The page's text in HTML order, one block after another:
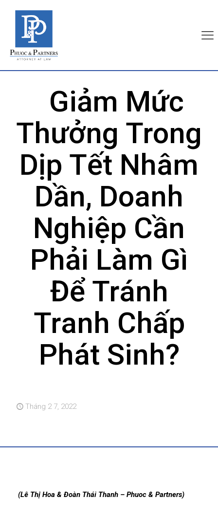
Giảm Mức
Thưởng Trong
Dịp Tết Nhâm
Dần, Doanh
Nghiệp Cần
Phải Làm Gì
Để Tránh
Tranh Chấp
Phát Sinh?
Tháng 2 7, 2022
(Lê Thị Hoa & Đoàn Thái Thanh – Phuoc & Partners)